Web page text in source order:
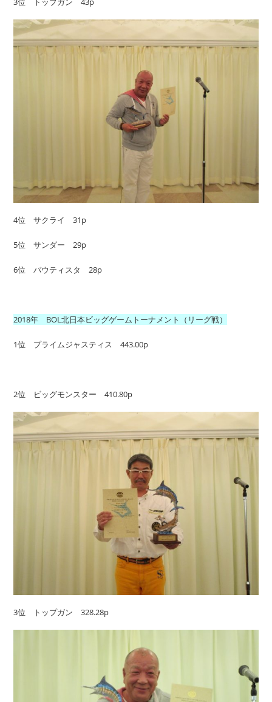
4位 サクライ 31p
5位 サンダー 29p
6位 バウティスタ 28p
2018年 BOL北日本ビッグゲームトーナメント（リーグ戦）
1位 プライムジャスティス 443.00p
2位 ビッグモンスター 410.80p
3位 トップガン 328.28p